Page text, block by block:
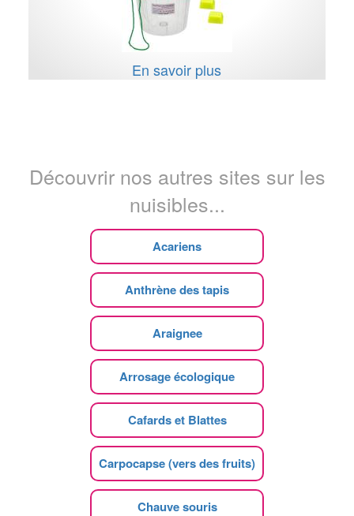
En savoir plus
Découvrir nos autres sites sur les
nuisibles...
Acariens
Anthrène des tapis
Araignee
Arrosage écologique
Cafards et Blattes
Carpocapse (vers des fruits)
Chauve souris